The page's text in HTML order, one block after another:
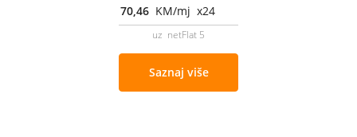
70,46 KM/mj x24
uz netFlat 5
Saznaj više